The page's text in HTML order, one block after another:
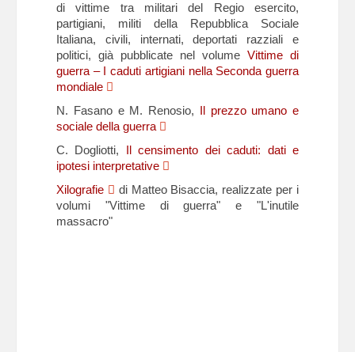
di vittime tra militari del Regio esercito,
partigiani, militi della Repubblica Sociale
Italiana, civili, internati, deportati razziali e
politici, già pubblicate nel volume Vittime di
guerra – I caduti artigiani nella Seconda guerra
mondiale
N. Fasano e M. Renosio, Il prezzo umano e
sociale della guerra
C. Dogliotti, Il censimento dei caduti: dati e
ipotesi interpretative
Xilografie
di Matteo Bisaccia, realizzate per i
volumi "Vittime di guerra" e "L'inutile
massacro"